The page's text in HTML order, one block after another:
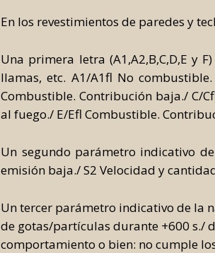
En los revestimientos de paredes y
Una primera letra (A1,A2,B,C,D,E
llamas, etc. A1/A1fl No
Combustible. Contribución baja./ C/
al fuego./ E/Efl Combustible.
Un segundo parámetro indicativo
emisión baja./ S2 Velocidad y
Un tercer parámetro indicativo de la
de gotas/partículas durante +600 s./
comportamiento o bien: no cumple